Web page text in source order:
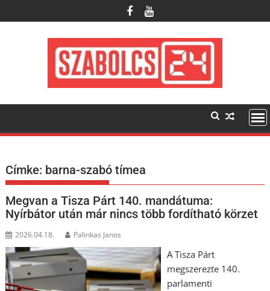
to
Címke: barna-szabó tímea
Megvan a Tisza Párt 140. mandátuma:
Nyírbátor után már nincs több fordítható körzet
2026.04.18. Palinkas Janos
A Tisza Párt
megszerezte 140.
parlamenti